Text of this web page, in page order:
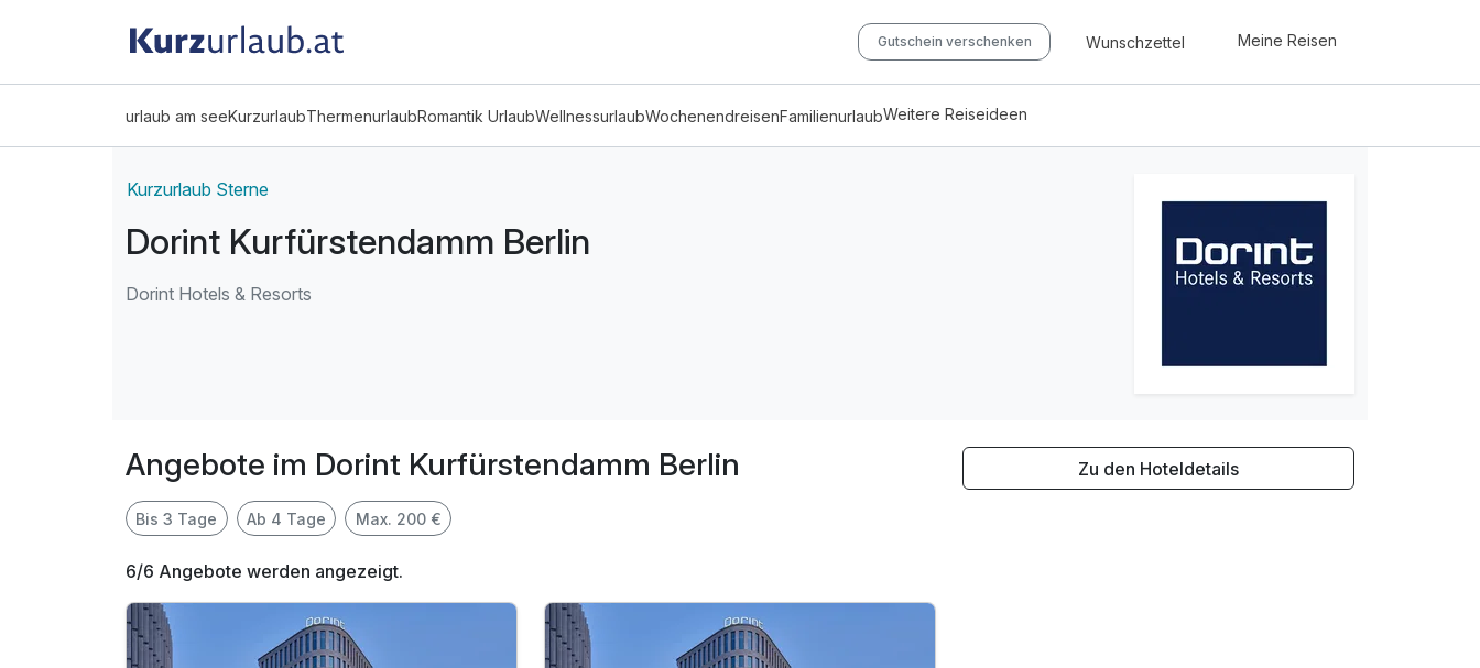
Gutschein verschenken Wunschzettel Meine Reisen
urlaub am seeKurzurlaubThermenurlaubRomantik UrlaubWellnessurlaubWochenendreisenFamilienurlaubWeitere Reiseideen
Kurzurlaub Sterne
Dorint Kurfürstendamm Berlin
Dorint Hotels & Resorts
Angebote im Dorint Kurfürstendamm Berlin
Bis 3 Tage Ab 4 Tage Max. 200 €
6/6 Angebote werden angezeigt.
Zu den Hoteldetails